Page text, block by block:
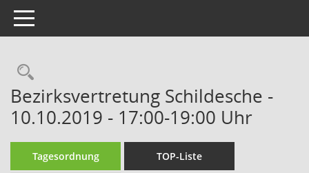
Toggle navigation
Rechercheauswahl
Bezirksvertretung Schildesche -
10.10.2019 - 17:00-19:00 Uhr
Tagesordnung TOP-Liste